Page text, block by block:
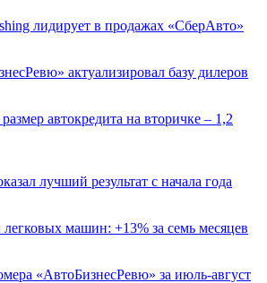
лидирует в продажах «СберАвто»
актуализировал базу дилеров
автокредита на вторичке – 1,2
лучший результат с начала года
машин: +13% за семь месяцев
«АвтоБизнесРевю» за июль-август